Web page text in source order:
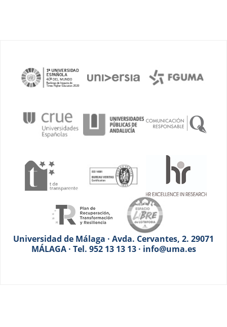
Universidad de Málaga · Avda. Cervantes, 2. 29071
MÁLAGA · Tel. 952 13 13 13 · info@uma.es